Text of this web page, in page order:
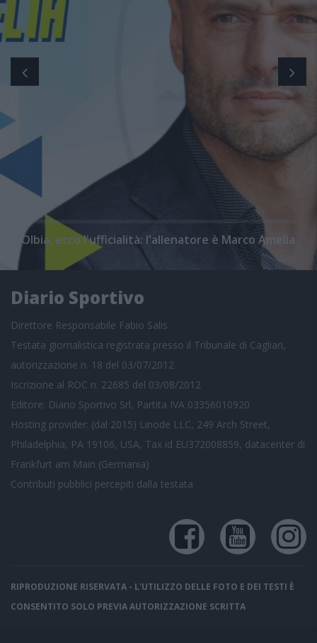
Olbia, ecco l'ufficialità: l'allenatore è Marco Amelia
Diario Sportivo
Direttore Responsabile Fabio Salis
Testata giornalistica registrata presso il Tribunale di Cagliari,
autorizzazione n. 18 del 03/07/2012
Iscrizione al ROC n. 22685 del 03/08/2012
Editore: Diario Sportivo Srl, Partita IVA 03356010920
Hosting provider: (dal 2015) Linode LLC, 249 Arch Street,
Philadelphia, PA 19106, USA, Tax id EU372008859, datacenter di
Frankfurt am Main (Germania)
Contributi pubblici percepiti dalla testata
RIPRODUZIONE RISERVATA - L'UTILIZZO DELLE FOTO E DEI TESTI È
CONSENTITO SOLO PREVIA AUTORIZZAZIONE SCRITTA